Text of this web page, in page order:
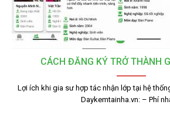
CÁCH ĐĂNG KÝ TRỞ THÀNH
Lợi ích khi gia sư hợp tác nhận lớp tại hệ
Daykemtainha.vn: – Phí